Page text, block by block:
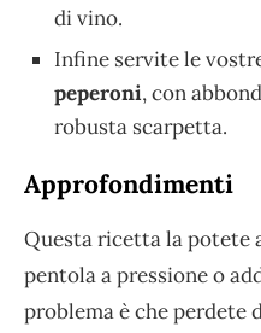
di vino.
Infine servite le
peperoni, con
robusta scarpetta.
Approfondimenti
Questa ricetta la potete
pentola a pressione o
problema è che perdete